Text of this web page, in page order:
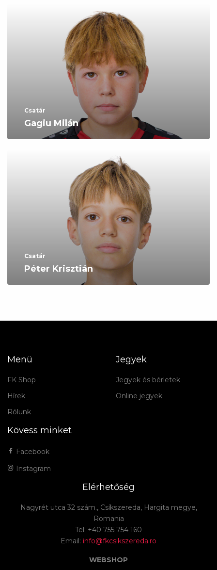
Csatár
Gagiu Milán
Csatár
Péter Krisztián
Menü
FK Shop
Hírek
Rólunk
Jegyek
Jegyek és bérletek
Online jegyek
Kövess minket
Facebook
Instagram
Elérhetőség
Nagyrét utca 32 szám., Csíkszereda, Hargita megye,
Romania
Tel: +40 755 754 160
Email: info@fkcsikszereda.ro
WEBSHOP